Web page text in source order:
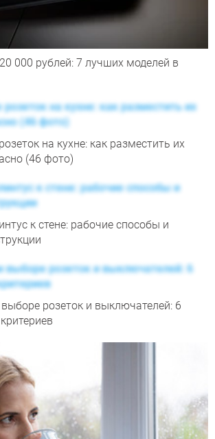
000 рублей: 7 лучших моделей в
на кухне: как разместить их
(46 фото)
к стене: рабочие способы и
розеток и выключателей: 6